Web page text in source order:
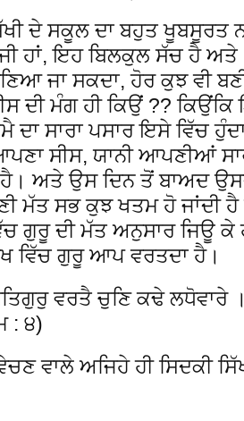
ਦੇ ਸਕੂਲ ਦਾ ਬਹੁਤ ਖੂਬਸੂਰਤ
ਹਾਂ, ਇਹ ਬਿਲਕੁਲ ਸੱਚ ਹੈ
ਜਾ ਸਕਦਾ, ਹੋਰ ਕੁਝ ਵੀ
ਦੀ ਮੰਗ ਹੀ ਕਿਉਂ ??
ਦਾ ਸਾਰਾ ਪਸਾਰ ਇਸੇ ਵਿੱਚ
ਸੀਸ, ਯਾਨੀ ਆਪਣੀਆਂ
ਅਤੇ ਉਸ ਦਿਨ ਤੋਂ ਬਾਅਦ
ਮੱਤ ਸਭ ਕੁਝ ਖਤਮ ਹੋ ਜਾਂਦੀ
ਗੁਰੂ ਦੀ ਮੱਤ ਅਨੁਸਾਰ ਜਿਊ ਕੇ
ਵਿੱਚ ਗੁਰੂ ਆਪ ਵਰਤਦਾ ਹੈ।
ਸਤਿਗੁਰੁ ਵਰਤੈ ਚੁਣਿ ਕਢੇ
: ੪)
ਵਾਲੇ ਅਜਿਹੇ ਹੀ ਸਿਦਕੀ